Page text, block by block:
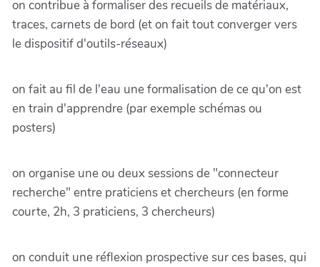
on contribue à formaliser des recueils de matériaux,
traces, carnets de bord (et on fait tout converger vers
le dispositif d'outils-réseaux)
on fait au fil de l'eau une formalisation de ce qu'on est
en train d'apprendre (par exemple schémas ou
posters)
on organise une ou deux sessions de "connecteur
recherche" entre praticiens et chercheurs (en forme
courte, 2h, 3 praticiens, 3 chercheurs)
on conduit une réflexion prospective sur ces bases, qui